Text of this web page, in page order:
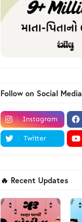
Follow on Social Media
Instagram
Twitter
🔥 Recent Updates